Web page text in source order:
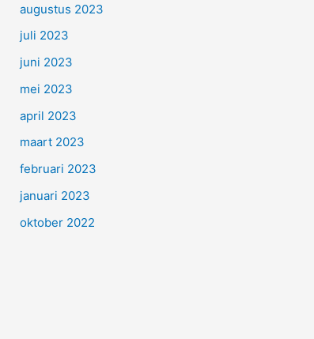
augustus 2023
juli 2023
juni 2023
mei 2023
april 2023
maart 2023
februari 2023
januari 2023
oktober 2022